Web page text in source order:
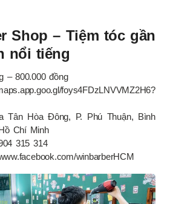
Shop – Tiệm tóc gần
nổi tiếng
– 800.000 đồng
foys4FDzLNVVMZ2H6?
Tân Hòa Đông, P. Phú Thuận, Bình
Chí Minh
315 314
winbarberHCM